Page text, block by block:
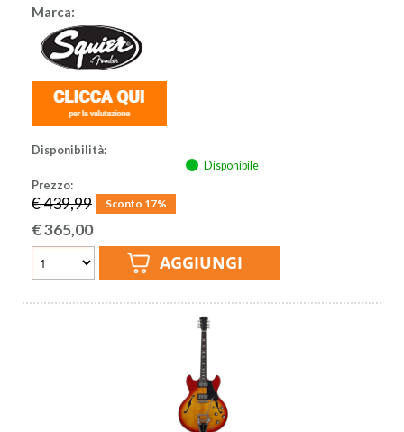
Marca:
Disponibilità:
Disponibile
Prezzo:
€ 439,99 Sconto 17%
€365,00